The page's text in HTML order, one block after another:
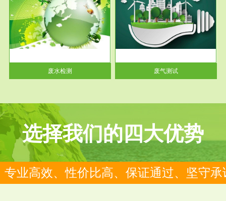
废水检测
废气测试
检测范围工业废气检测包括有机
废气和无机废气。有机废气主要
包括...
废气测试
选择我们的四大优势
专业高效、性价比高、保证通过、坚守承